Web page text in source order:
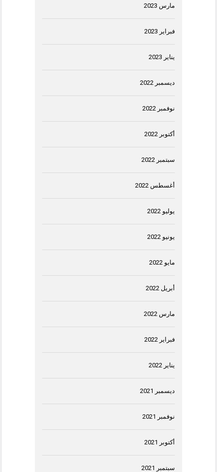
مارس 2023
فبراير 2023
يناير 2023
ديسمبر 2022
نوفمبر 2022
أكتوبر 2022
سبتمبر 2022
أغسطس 2022
يوليو 2022
يونيو 2022
مايو 2022
أبريل 2022
مارس 2022
فبراير 2022
يناير 2022
ديسمبر 2021
نوفمبر 2021
أكتوبر 2021
سبتمبر 2021